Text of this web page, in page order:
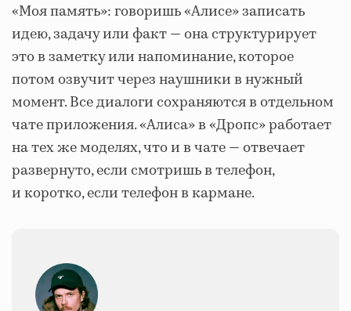
«Моя память»: говоришь «Алисе» записать
идею, задачу или факт — она структурирует
это в заметку или напоминание, которое
потом озвучит через наушники в нужный
момент. Все диалоги сохраняются в отдельном
чате приложения. «Алиса» в «Дропс» работает
на тех же моделях, что и в чате — отвечает
развернуто, если смотришь в телефон,
и коротко, если телефон в кармане.